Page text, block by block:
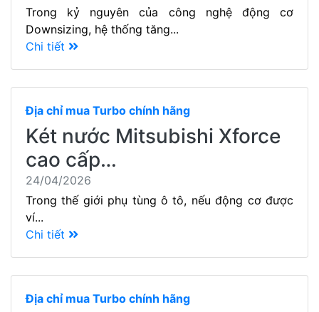
Trong kỷ nguyên của công nghệ động cơ
Downsizing, hệ thống tăng...
Chi tiết
Địa chỉ mua Turbo chính hãng
Két nước Mitsubishi Xforce
cao cấp…
24/04/2026
Trong thế giới phụ tùng ô tô, nếu động cơ được
ví...
Chi tiết
Địa chỉ mua Turbo chính hãng